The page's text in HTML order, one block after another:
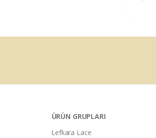
ÜRÜN GRUPLARI
Lefkara Lace